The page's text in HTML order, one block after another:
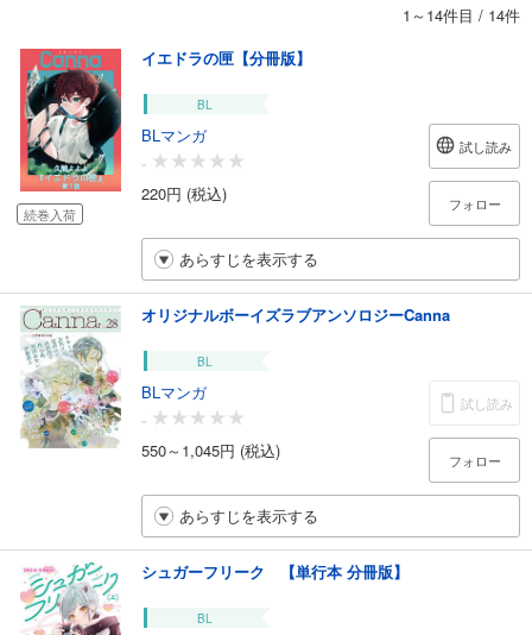
1～14件目 / 14件
続巻入荷
イエドラの匣【分冊版】
BL
BLマンガ
-
220円 (税込)
試し読み
フォロー
あらすじを表示する
オリジナルボーイズラブアンソロジーCanna
BL
BLマンガ
-
550～1,045円 (税込)
試し読み
フォロー
あらすじを表示する
シュガーフリーク 【単行本 分冊版】
BL